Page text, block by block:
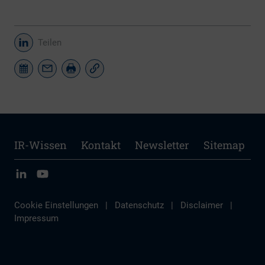
Teilen
IR-Wissen Kontakt Newsletter Sitemap
Cookie Einstellungen | Datenschutz | Disclaimer
|
Impressum